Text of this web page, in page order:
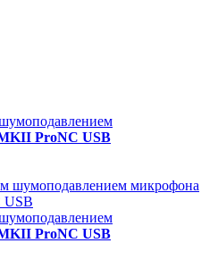
ProNC USB
ProNC USB